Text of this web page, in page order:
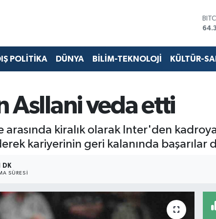
POLİTİKA DÜNYA BİLİM-TEKNOLOJİ KÜLTÜR-
Asllani veda etti
kiralık olarak Inter'den
kariyerinin geri kalanında başarılar
DK
SÜRESI